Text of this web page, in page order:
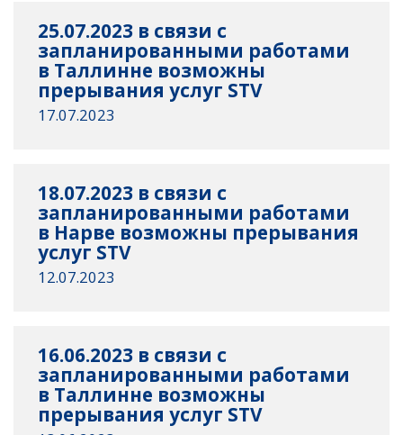
25.07.2023 в связи с
запланированными работами
в Таллинне возможны
прерывания услуг STV
17.07.2023
18.07.2023 в связи с
запланированными работами
в Нарве возможны прерывания
услуг STV
12.07.2023
16.06.2023 в связи с
запланированными работами
в Таллинне возможны
прерывания услуг STV